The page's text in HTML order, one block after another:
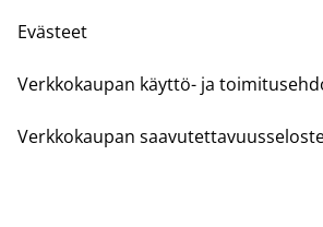
Evästeet
Verkkokaupan käyttö- ja
Verkkokaupan